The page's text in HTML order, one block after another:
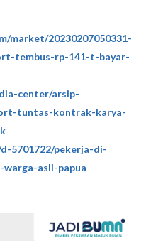
market/20230207050331-
tembus-rp-141-t-bayar-
center/arsip-
tuntas-kontrak-karya-
5701722/pekerja-di-
asli-papua